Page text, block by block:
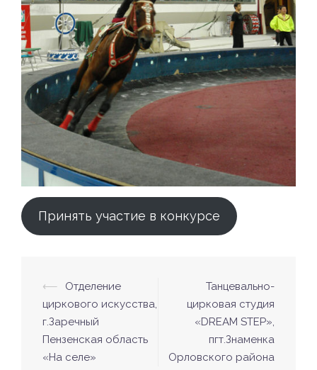
Принять участие в конкурсе
Навигация
по
записям
⟵
Отделение
циркового искусства,
г.Заречный
Пензенская область
«На селе»
Танцевально-
цирковая студия
«DREAM STEP»,
пгт.Знаменка
Орловского района